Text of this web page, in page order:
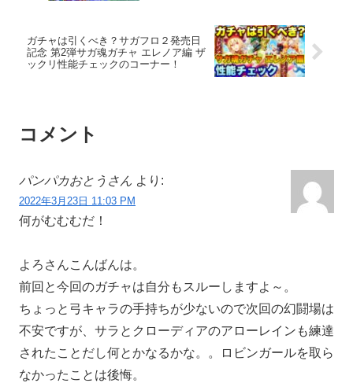
ガチャは引くべき？サガフロ２発売日
記念 第2弾サガ魂ガチャ エレノア編 ザ
ックリ性能チェックのコーナー！
コメント
パンパカおとうさん より:
2022年3月23日 11:03 PM
何がむむむだ！
よろさんこんばんは。
前回と今回のガチャは自分もスルーしますよ～。
ちょっと弓キャラの手持ちが少ないので次回の幻闘場は
不安ですが、サラとクローディアのアローレインも練達
されたことだし何とかなるかな。。ロビンガールを取ら
なかったことは後悔。